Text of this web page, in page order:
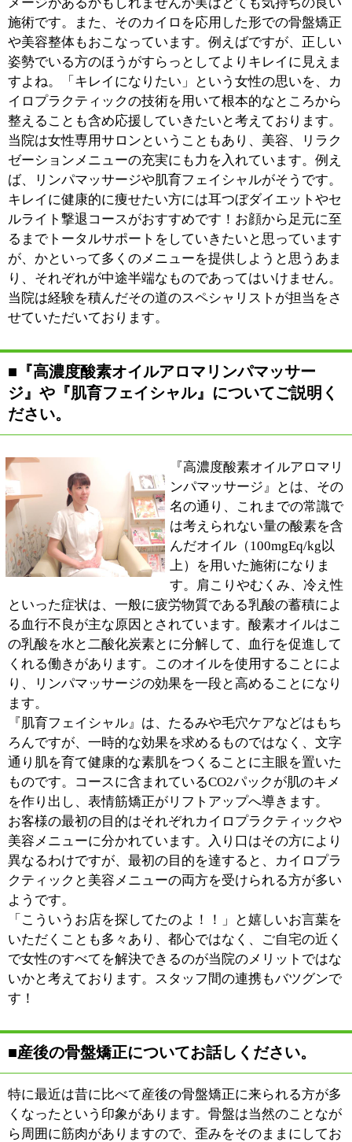
『肌育フェイシャル』は、たるみや毛穴ケアなどはもち
ろんですが、一時的な効果を求めるものではなく、文字
通り肌を育て健康的な素肌をつくることに主眼を置いた
ものです。コースに含まれているCO2パックが肌のキメ
を作り出し、表情筋矯正がリフトアップへ導きます。
お客様の最初の目的はそれぞれカイロプラクティックや
美容メニューに分かれています。入り口はその方により
異なるわけですが、最初の目的を達すると、カイロプラ
クティックと美容メニューの両方を受けられる方が多い
ようです。
「こういうお店を探してたのよ！！」と嬉しいお言葉を
いただくことも多々あり、都心ではなく、ご自宅の近く
で女性のすべてを解決できるのが当院のメリットではな
いかと考えております。スタッフ間の連携もバツグンで
す！
■産後の骨盤矯正についてお話しください。
特に最近は昔に比べて産後の骨盤矯正に来られる方が多
くなったという印象があります。骨盤は当然のことなが
ら周囲に筋肉がありますので、歪みをそのままにしてお
きますと代謝が低下し、結果としてお腹回りに脂肪が付
ます。もちろん出産後すぐにいらしていただくのがベス
トですが、時間が経過したとしても問題はありませんの
で、お越しいただければと思います。
女性の健康と美容のコンサルタントとして、末永くお付
き合いをさせていただきたいという思いから、今後は産
後のケアやブライダルメニューに一層の力を注いでいき
たいと思っております。
■最後に地域の皆様にメッセージをお願いしま
す。
当院の施術はすべて個室でおこなっています。カーテン
で仕切られているお店もなかにはあり、全く気にならな
いかとなれば、決してそうではないと思います。個室で
施術をおこなうことにより、周りを気にしないでいいと
いうのは、リラックス出来るポイントだと考えていま
す。また、当店のスタッフは全て女性ですので、その点
でもご安心いただけるのではないかと思っております。
お身体の不調はもちろんのこと、「キレイでいたい」と
いう女性の思いを応援していきたいと思っています。女
性には様々なステージがあります。お仕事、結婚、出
産、子育て、など。そしてそのステージごとで、お身体
のお悩みも変わってくることと思います。お一人お一人
とじっくり向かい合い、その方にあった施術をおこなっ
ていきますので、安心してお越し下さい！お客様の年齢
も20代～70代と様々です。健康で美しいお身体を維持す
べく、お食事についても具体的なアドバイスが可能です
ので、お悩みやご要望について、お気軽にご相談くださ
い。皆様のお越しを心よりお待ちしております。
※上記記事は2013.5に取材したものです。
情報時間の経過による変化などがございます事をご了承
ください。
このページの先頭へ
江戸川区時間 江東区時間 墨田区時間
表示：PC| モバイル
© 2013 art blue Inc.